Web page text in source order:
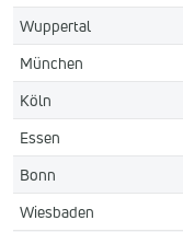
Wuppertal
München
Köln
Essen
Bonn
Wiesbaden